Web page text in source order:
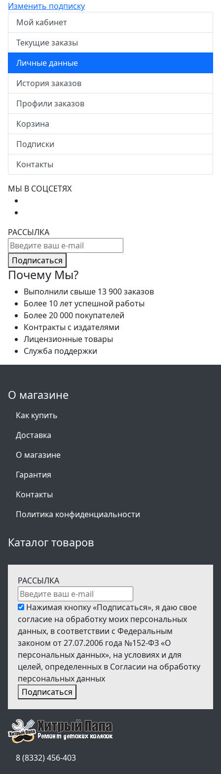
Изменить подписку
Мой кабинет
Текущие заказы
Личные данные
История заказов
Профили заказов
Корзина
Подписки
Контакты
МЫ В СОЦСЕТЯХ
РАССЫЛКА
Подписаться
Почему Мы?
Выполнили свыше 13 900 заказов
Более 10 лет успешной работы
Более 20 000 покупателей
Контракты с издателями
Лицензионные товары
Служба поддержки
О магазине
Как купить
Доставка
О магазине
Гарантия
Контакты
Политика конфиденциальности
Каталог товаров
РАССЫЛКА
Нажимая кнопку «Подписаться», я даю свое
согласие на обработку моих персональных
данных, в соответствии с Федеральным
законом от 27.07.2006 года №152-ФЗ «О
персональных данных», на условиях и для
целей, определенных в Согласии на обработку
персональных данных
Подписаться
8 (8332) 456-403